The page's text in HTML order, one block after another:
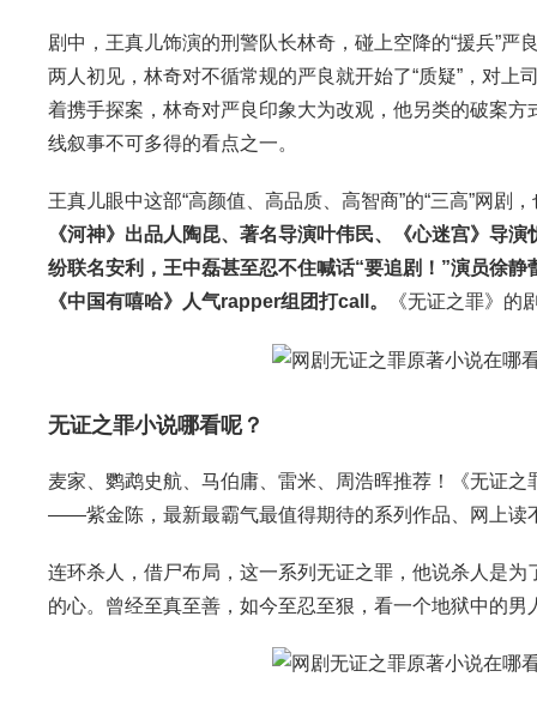
剧中，王真儿饰演的刑警队长林奇，碰上空降的“援兵”严
两人初见，林奇对不循常规的严良就开始了“质疑”，对
着携手探案，林奇对严良印象大为改观，他另类的破案方
线叙事不可多得的看点之一。
王真儿眼中这部“高颜值、高品质、高智商”的“三高”网剧
《河神》出品人陶昆、著名导演叶伟民、《心迷宫》导
纷联名安利，王中磊甚至忍不住喊话“要追剧！”演员徐
《中国有嘻哈》人气rapper组团打call。
《无证之罪》的
无证之罪小说哪看呢？
麦家、鹦鹉史航、马伯庸、雷米、周浩晖推荐！《无证
——紫金陈，最新最霸气最值得期待的系列作品、网上读
连环杀人，借尸布局，这一系列无证之罪，他说杀人是
的心。曾经至真至善，如今至忍至狠，看一个地狱中的男